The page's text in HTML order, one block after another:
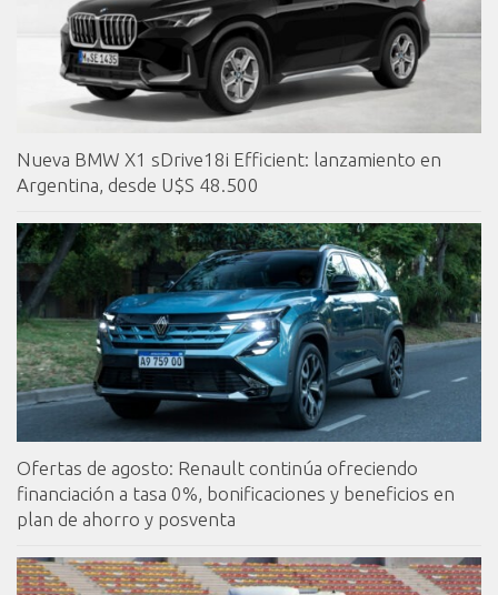
Nueva BMW X1 sDrive18i Efficient: lanzamiento en
Argentina, desde U$S 48.500
Ofertas de agosto: Renault continúa ofreciendo
financiación a tasa 0%, bonificaciones y beneficios en
plan de ahorro y posventa